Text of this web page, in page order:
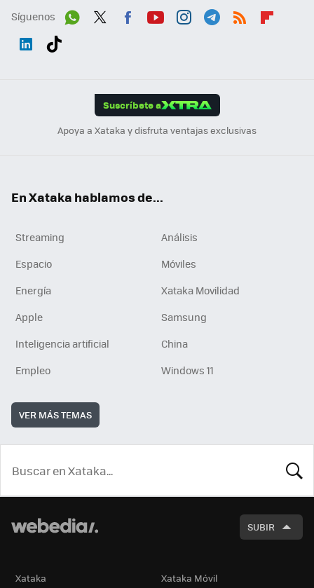
Síguenos
Suscríbete a
Apoya a Xataka y disfruta ventajas exclusivas
En Xataka hablamos de...
Streaming
Análisis
Espacio
Móviles
Energía
Xataka Movilidad
Apple
Samsung
Inteligencia artificial
China
Empleo
Windows 11
VER MÁS TEMAS
SUBIR
Xataka Xataka Móvil